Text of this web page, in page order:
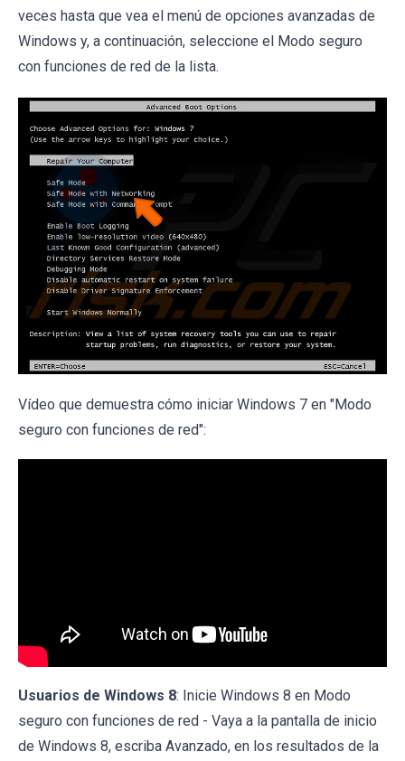
veces hasta que vea el menú de opciones avanzadas de
Windows y, a continuación, seleccione el Modo seguro
con funciones de red de la lista.
Vídeo que demuestra cómo iniciar Windows 7 en "Modo
seguro con funciones de red":
Usuarios de Windows 8: Inicie Windows 8 en Modo
seguro con funciones de red - Vaya a la pantalla de inicio
de Windows 8, escriba Avanzado, en los resultados de la